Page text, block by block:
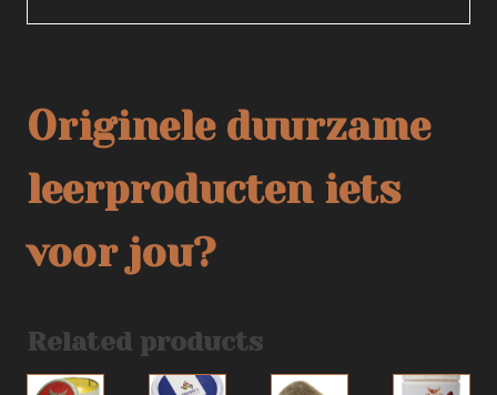
Originele duurzame
leerproducten iets
voor jou?
Related products
Dit
Dit